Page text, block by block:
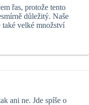
řas, protože tento
důležitý. Naše
také velké množství
ani ne. Jde spíše o